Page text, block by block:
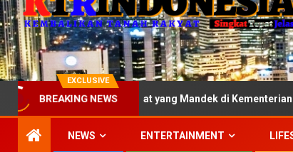
EXCLUSIVE
BREAKING NEWS
Tanah Adat yang Mandek di Kementerian
NEWS ENTERTAINMENT